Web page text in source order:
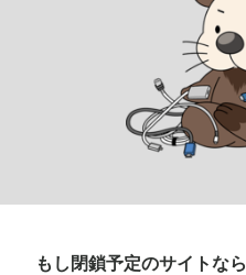
もし閉鎖予定のサイトなら